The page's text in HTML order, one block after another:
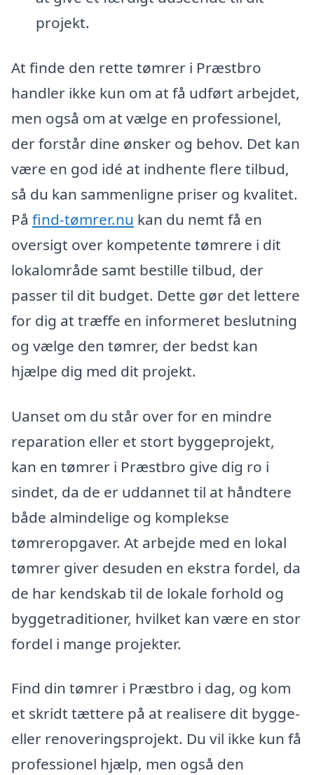
projekt.
At finde den rette tømrer i Præstbro
handler ikke kun om at få udført arbejdet,
men også om at vælge en professionel,
der forstår dine ønsker og behov. Det kan
være en god idé at indhente flere tilbud,
så du kan sammenligne priser og kvalitet.
På find-tømrer.nu kan du nemt få en
oversigt over kompetente tømrere i dit
lokalområde samt bestille tilbud, der
passer til dit budget. Dette gør det lettere
for dig at træffe en informeret beslutning
og vælge den tømrer, der bedst kan
hjælpe dig med dit projekt.
Uanset om du står over for en mindre
reparation eller et stort byggeprojekt,
kan en tømrer i Præstbro give dig ro i
sindet, da de er uddannet til at håndtere
både almindelige og komplekse
tømreropgaver. At arbejde med en lokal
tømrer giver desuden en ekstra fordel, da
de har kendskab til de lokale forhold og
byggetraditioner, hvilket kan være en stor
fordel i mange projekter.
Find din tømrer i Præstbro i dag, og kom
et skridt tættere på at realisere dit bygge-
eller renoveringsprojekt. Du vil ikke kun få
professionel hjælp, men også den